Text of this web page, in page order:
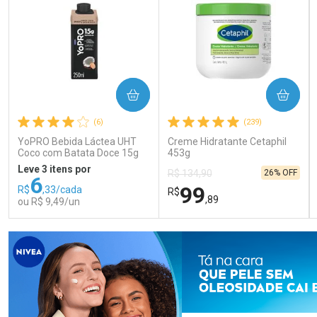
(6)
YoPRO Bebida Láctea UHT
Coco com Batata Doce 15g
de proteínas 250ml
Leve 3 itens por
R$6,33/cada
ou R$ 9,49/un
COMPRAR
FECHAR
Laboratório
FECHAR
Por Menos
(239)
Creme Hidratante Cetaphil
453g
R$ 134,90
R$99,89
26% OFF
COMPRAR
Laboratório
Por Menos